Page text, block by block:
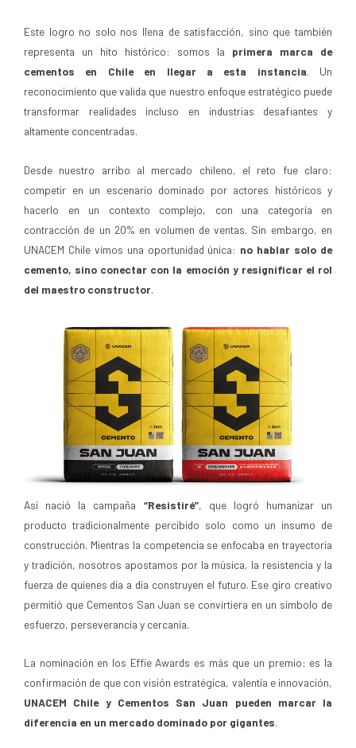
Este logro no solo nos llena de satisfacción, sino que también
representa un hito histórico: somos la primera marca de
cementos en Chile en llegar a esta instancia. Un
reconocimiento que valida que nuestro enfoque estratégico puede
transformar realidades incluso en industrias desafiantes y
altamente concentradas.
Desde nuestro arribo al mercado chileno, el reto fue claro:
competir en un escenario dominado por actores históricos y
hacerlo en un contexto complejo, con una categoría en
contracción de un 20% en volumen de ventas. Sin embargo, en
UNACEM Chile vimos una oportunidad única: no hablar solo de
cemento, sino conectar con la emoción y resignificar el rol
del maestro constructor.
Así nació la campaña “Resistiré”, que logró humanizar un
producto tradicionalmente percibido solo como un insumo de
construcción. Mientras la competencia se enfocaba en trayectoria
y tradición, nosotros apostamos por la música, la resistencia y la
fuerza de quienes día a día construyen el futuro. Ese giro creativo
permitió que Cementos San Juan se convirtiera en un símbolo de
esfuerzo, perseverancia y cercanía.
La nominación en los Effie Awards es más que un premio: es la
confirmación de que con visión estratégica, valentía e innovación,
UNACEM Chile y Cementos San Juan pueden marcar la
diferencia en un mercado dominado por gigantes.